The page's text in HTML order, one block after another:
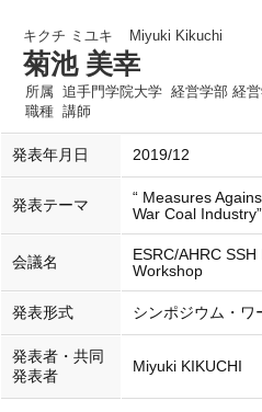
キクチ ミユキ Miyuki Kikuchi
菊池 美幸
所属 追手門学院大学 経営学部 経
職種 講師
発表年月日 2019/12
発表テーマ
“ Measures
War Coal Industry”
会議名
ESRC/AHRC
Workshop
発表形式 シンポジウム・ワ
発表者・共同
発表者
Miyuki KIKUCHI